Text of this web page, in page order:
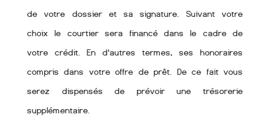
de votre dossier et sa signature. Suivant votre
choix le courtier sera financé dans le cadre de
votre crédit. En d'autres termes, ses honoraires
compris dans votre offre de prêt. De ce fait vous
serez dispensés de prévoir une trésorerie
supplémentaire.